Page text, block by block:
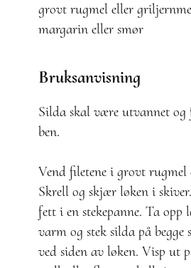
grovt rugmel eller
margarin eller smør
Bruksanvisning
Silda skal være utvannet
ben.
Vend filetene i grovt
Skrell og skjær løken i
fett i en stekepanne. Ta opp
varm og stek silda på begge
ved siden av løken. Visp ut